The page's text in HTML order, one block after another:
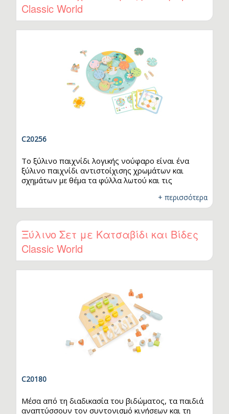
Classic World
C20256
Το ξύλινο παιχνίδι λογικής νούφαρο είναι ένα
ξύλινο παιχνίδι αντιστοίχισης χρωμάτων και
σχημάτων με θέμα τα φύλλα λωτού και τις
λωτού, το καθένα με εγκοπές που επιτρέπουν τη
σύνδεση με ξυλάκια, πάνω στα οποία μπορεί να
κινείται ένα βατραχάκι από φύλλο σε φύλλο. Ένα
υπέροχο εκπαιδευτικό παιχνίδι που ενισχύει τη
λογική σκέψη, τον συντονισμό χεριού-ματιού και
τις δεξιότητες χειρισμού των παιδιών, μέσα από
δημιουργική και διασκεδαστική αλληλεπίδραση!
+ περισσότερα
Ξύλινο Σετ με Κατσαβίδι και Βίδες
Classic World
C20180
Μέσα από τη διαδικασία του βιδώματος, τα παιδιά
αναπτύσσουν τον συντονισμό κινήσεων και τη